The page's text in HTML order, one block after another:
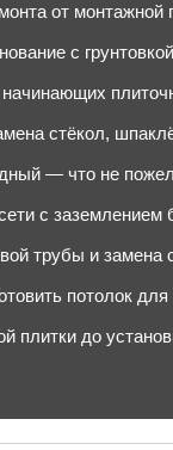
от монтажной
с грунтовкой
стёкол,
— что не
с заземлением
трубы и замена
потолок для
плитки до